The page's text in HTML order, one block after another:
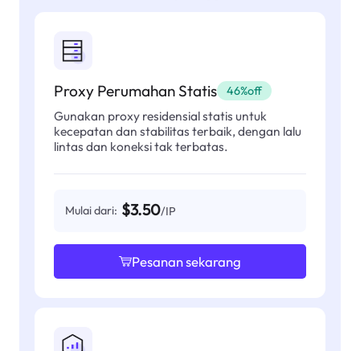
Proxy Perumahan Statis 46%off
Gunakan proxy residensial statis untuk
kecepatan dan stabilitas terbaik, dengan lalu
lintas dan koneksi tak terbatas.
Mulai dari: $3.50/IP
Pesanan sekarang